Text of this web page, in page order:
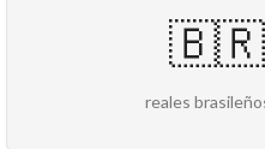
🇧🇷
reales